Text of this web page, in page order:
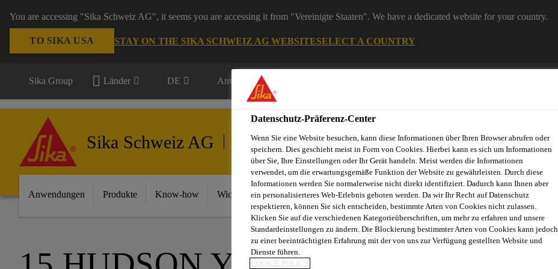
You are accessing "Sika Schweiz AG", it seems you are accessing it from "Vereinigte Staaten". We have a dedicated website for your country.
TO SIKA USA STAY ON THE SIKA SCHWEIZ AG WEBSITESELECT A COUNTRY
Sika Group Länder DE Anwendungsbereiche
Sika Schweiz AG Gebäudeelemente
Anwendungen Produkte Know-how Wichtigste Innovationen Fugenkalkulator Referenzobjekte Service
Datenschutz-Präferenz-Center
Wenn Sie eine Website besuchen, kann diese Informationen über Ihren Browser abrufen oder
speichern. Dies geschieht meist in Form von Cookies. Hierbei kann es sich um Informationen
über Sie, Ihre Einstellungen oder Ihr Gerät handeln. Meist werden die Informationen
verwendet, um die erwartungsgemäße Funktion der Website zu gewährleisten. Durch diese
Informationen werden Sie normalerweise nicht direkt identifiziert. Dadurch kann Ihnen aber
ein personalisierteres Web-Erlebnis geboten werden. Da wir Ihr Recht auf Datenschutz
respektieren, können Sie sich entscheiden, bestimmte Arten von Cookies nicht zulassen.
Klicken Sie auf die verschiedenen Kategorieüberschriften, um mehr zu erfahren und unsere
Standardeinstellungen zu ändern. Die Blockierung bestimmter Arten von Cookies kann jedoch
zu einer beeinträchtigten Erfahrung mit der von uns zur Verfügung gestellten Website und
Dienste führen.
COOKIE POLICY